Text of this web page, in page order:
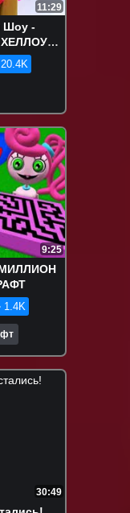
11:29
Шоу -
Шоу
20.4K
9:25
1.4K
30:49